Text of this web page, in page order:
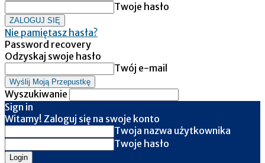
Twoje hasło
Nie pamiętasz hasła?
Password recovery
Odzyskaj swoje hasło
Twój e-mail
Wyszukiwanie
Sign in
Witamy! Zaloguj się na swoje konto
Twoja nazwa użytkownika
Twoje hasło